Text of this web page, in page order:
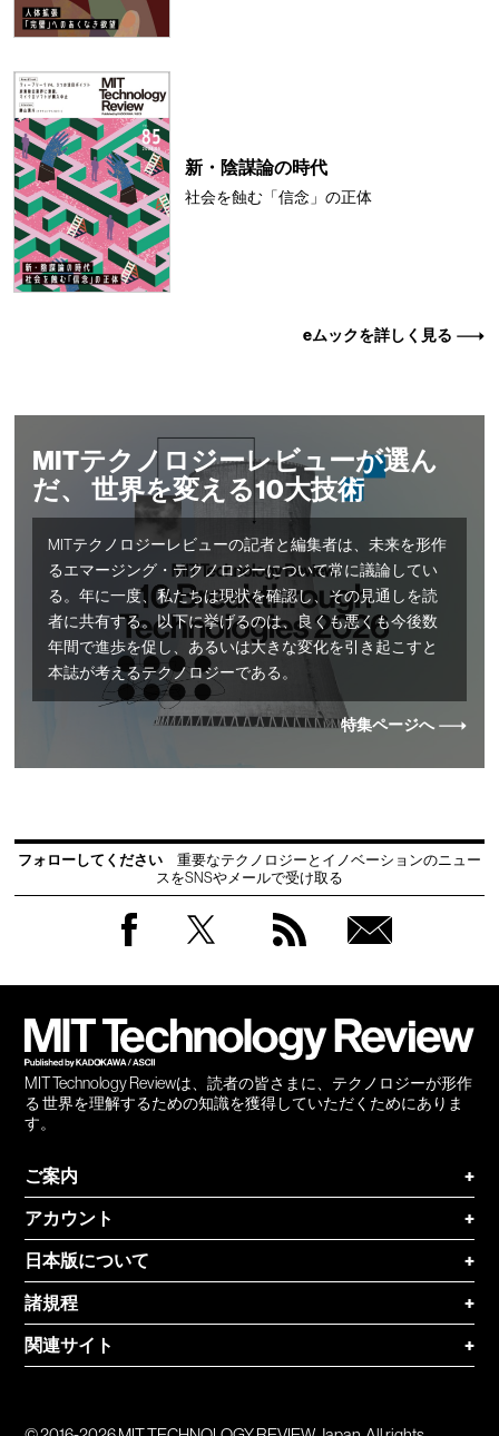
新・陰謀論の時代
社会を蝕む「信念」の正体
eムックを詳しく見る
MITテクノロジーレビューが選ん
だ、 世界を変える10大技術
MITテクノロジーレビューの記者と編集者は、未来を形作
るエマージング・テクノロジーについて常に議論してい
る。年に一度、私たちは現状を確認し、その見通しを読
者に共有する。以下に挙げるのは、良くも悪くも今後数
年間で進歩を促し、あるいは大きな変化を引き起こすと
本誌が考えるテクノロジーである。
特集ページへ
フォローしてください
重要なテクノロジーとイノベーションのニュー
スをSNSやメールで受け取る
MIT Technology Reviewは、読者の皆さまに、テクノロジーが形作
る 世界を理解するための知識を獲得していただくためにありま
す。
ご案内
+
アカウント
+
日本版について
+
諸規程
+
関連サイト
+